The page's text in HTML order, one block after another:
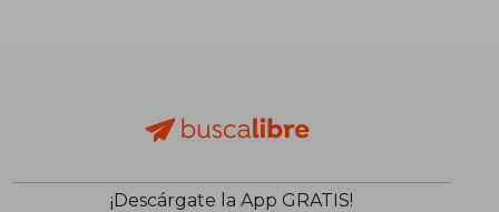
¡Descárgate la App GRATIS!